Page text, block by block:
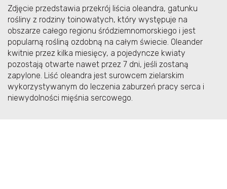
Zdjęcie przedstawia przekrój liścia oleandra, gatunku
rośliny z rodziny toinowatych, który występuje na
obszarze całego regionu śródziemnomorskiego i jest
popularną rośliną ozdobną na całym świecie. Oleander
kwitnie przez kilka miesięcy, a pojedyncze kwiaty
pozostają otwarte nawet przez 7 dni, jeśli zostaną
zapylone. Liść oleandra jest surowcem zielarskim
wykorzystywanym do leczenia zaburzeń pracy serca i
niewydolności mięśnia sercowego.